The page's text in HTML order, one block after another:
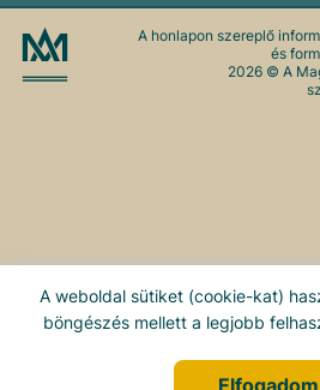
A weboldal sütiket (cookie-kat)
böngészés mellett a legjobb
Elfogadom
A honlapon szereplő
és
2026 © A